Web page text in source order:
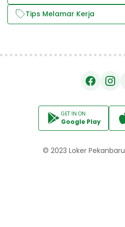
Tips Melamar Kerja
GET IN ON
Google Play
© 2023 Loker Pekanbaru